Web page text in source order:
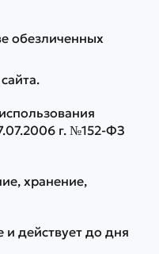
обезличенных
г. №152-ФЗ
хранение,
действует до дня